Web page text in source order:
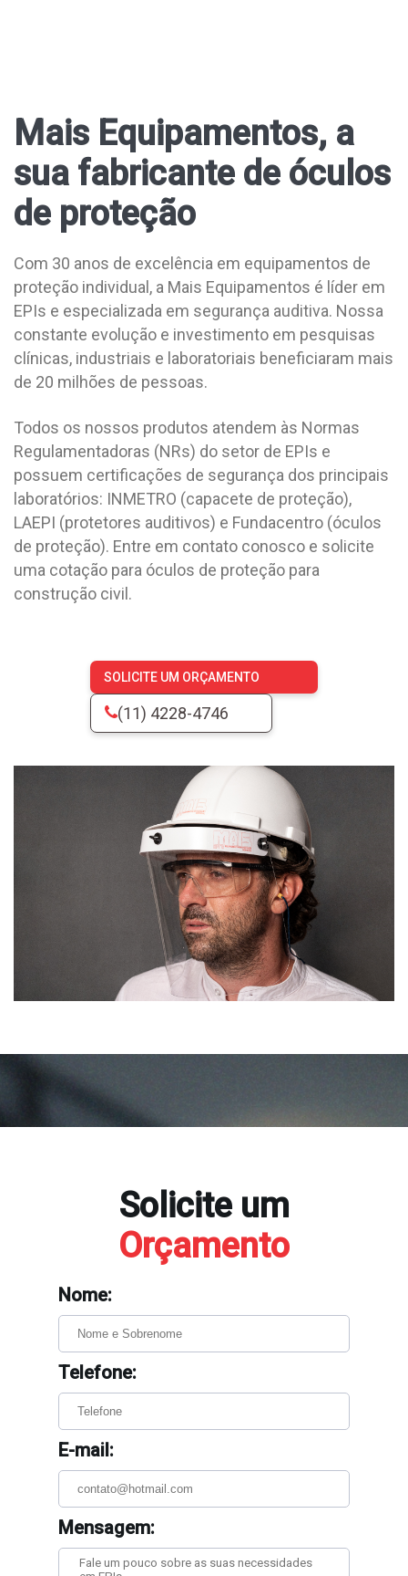
Mais Equipamentos, a
sua fabricante de óculos
de proteção
Com 30 anos de excelência em equipamentos de
proteção individual, a Mais Equipamentos é líder em
EPIs e especializada em segurança auditiva. Nossa
constante evolução e investimento em pesquisas
clínicas, industriais e laboratoriais beneficiaram mais
de 20 milhões de pessoas.
Todos os nossos produtos atendem às Normas
Regulamentadoras (NRs) do setor de EPIs e
possuem certificações de segurança dos principais
laboratórios: INMETRO (capacete de proteção),
LAEPI (protetores auditivos) e Fundacentro (óculos
de proteção). Entre em contato conosco e solicite
uma cotação para óculos de proteção para
construção civil.
SOLICITE UM ORÇAMENTO
(11) 4228-4746
Solicite um
Orçamento
Nome:
Telefone:
E-mail:
Mensagem: